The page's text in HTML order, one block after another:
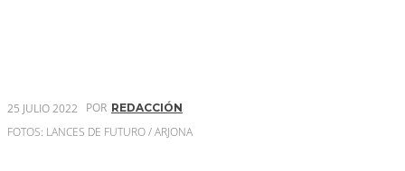
25 JULIO 2022 POR REDACCIÓN
FOTOS: LANCES DE FUTURO / ARJONA